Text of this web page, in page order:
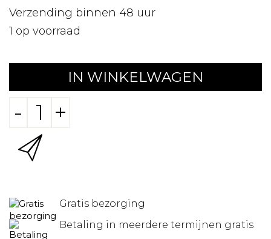
Verzending binnen 48 uur
1 op voorraad
IN WINKELWAGEN
- +
Gratis bezorging
Betaling in meerdere termijnen gratis